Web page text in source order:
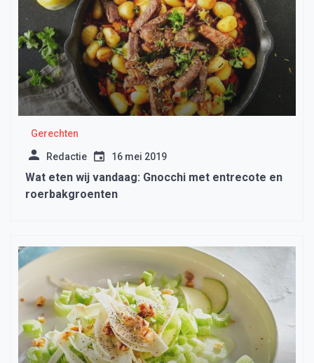
Gerechten
Redactie 16 mei 2019
Wat eten wij vandaag: Gnocchi met entrecote en
roerbakgroenten